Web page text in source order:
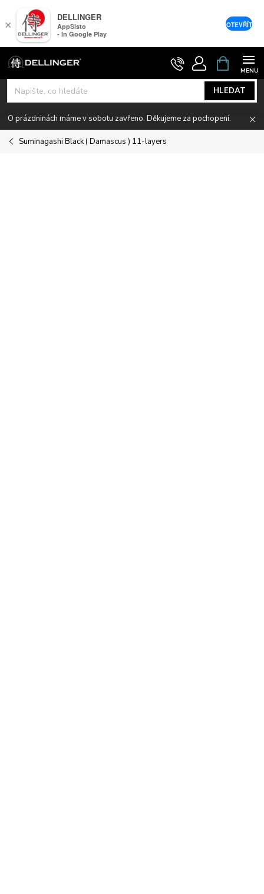
Přejít
na
obsah
HLEDAT
NÁKUPNÍ
KOŠÍK
O prázdninách máme v sobotu zavřeno. Děkujeme za pochopení.
Suminagashi Black ( Damascus ) 11-layers
×
DELLINGER
AppSisto
- In Google Play
OTEVŘÍT